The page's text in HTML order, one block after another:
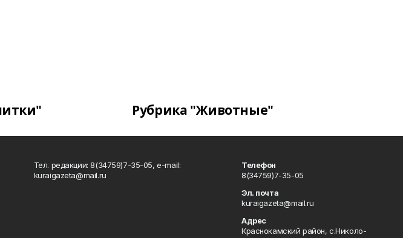
Рубрика "Животные"
Тел. редакции: 8(34759)7-35-05, e-mail:
kuraigazeta@mail.ru
Телефон
8(34759)7-35-05
Эл. почта
kuraigazeta@mail.ru
Адрес
Краснокамский район, с.Николо-